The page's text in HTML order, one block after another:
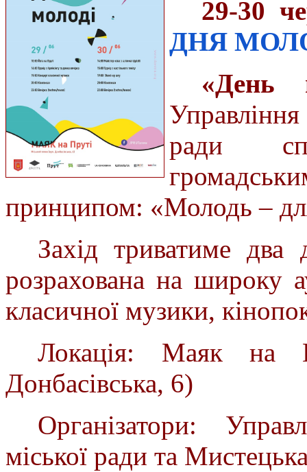
29-30
ДНЯ
«День
Управління
ради
принципом: «Молодь –
Захід триватиме два
розрахована на широку
класичної музики,
Локація: Маяк на
Донбасівська, 6)
Організатори:
міської ради та